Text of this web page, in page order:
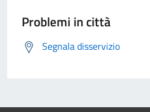
Problemi in città
Segnala disservizio